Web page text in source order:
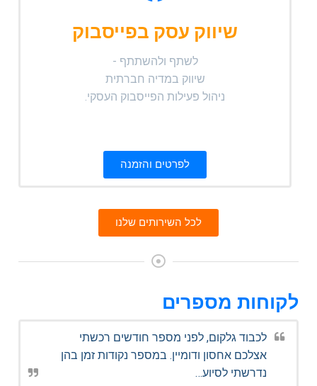
שיווק עסק בפייסבוק
לשתף ולהשתתף -
שיווק במדיה חברתית
ניהול פעילות הפייסבוק העסקי.
לפרטים והזמנה
לכל השירותים שלנו
לקוחות מספרים
לכבוד גלקום, לפני מספר חודשים רכשתי
אצלכם אחסון ודומיין. במספר נקודות זמן בהן
נדרשתי לסיוע…